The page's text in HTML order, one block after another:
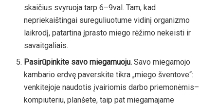
skaičius svyruoja tarp 6–9val. Tam, kad
nepriekaištingai sureguliuotume vidinį organizmo
laikrodį, patartina įprasto miego rėžimo nekeisti ir
savaitgaliais.
Pasirūpinkite savo miegamuoju.Savo miegamojo
kambario erdvę paverskite tikra „miego šventove“:
venkitejoje naudotis įvairiomis darbo priemonėmis–
kompiuteriu, planšete, taip pat miegamajame